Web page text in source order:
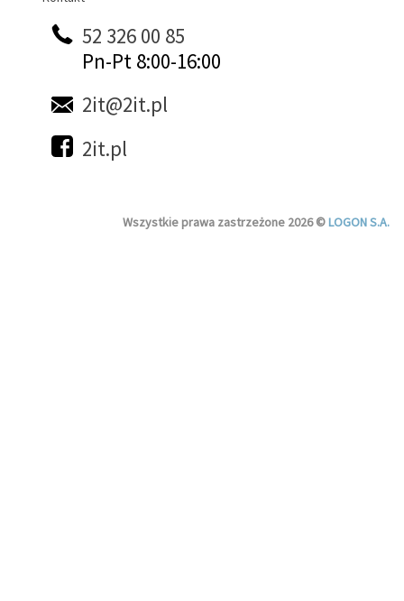
52 326 00 85
Pn-Pt 8:00-16:00
2it@2it.pl
2it.pl
Wszystkie prawa zastrzeżone 2026 ©LOGON S.A.